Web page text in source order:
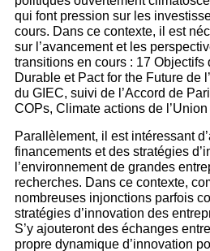
qui font pression sur les
cours. Dans ce contexte, il est
sur l’avancement et les
transitions en cours : 17 Objectifs
Durable et Pact for the Future de
du GIEC, suivi de l’Accord de
COPs, Climate actions de
Parallèlement, il est intéressant
financements et des stratégies
l’environnement de grandes
recherches. Dans ce contexte,
nombreuses injonctions parfois
stratégies d’innovation des
S’y ajouteront des échanges
propre dynamique d’innovation